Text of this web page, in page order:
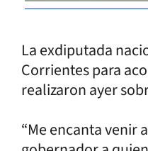
La exdiputada
Corrientes para
realizaron ayer
“Me encanta venir